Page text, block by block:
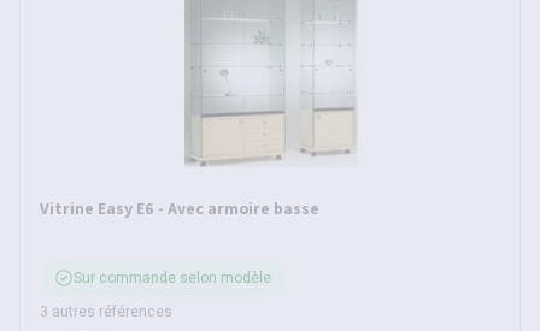
Vitrine Easy E6 - Avec armoire basse
Sur commande selon modèle
3 autres références